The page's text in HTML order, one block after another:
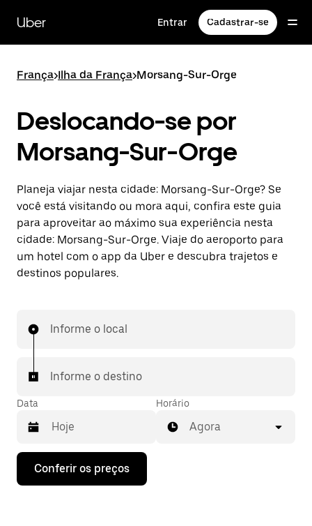
para
conteúdo
Uber Entrar Cadastrar-se
França>Ilha da França>Morsang-Sur-Orge
Deslocando-se por
Morsang-Sur-Orge
Planeja viajar nesta cidade: Morsang-Sur-Orge? Se
você está visitando ou mora aqui, confira este guia
para aproveitar ao máximo sua experiência nesta
cidade: Morsang-Sur-Orge. Viaje do aeroporto para
um hotel com o app da Uber e descubra trajetos e
destinos populares.
Informe o local
Informe o destino
Data
Pressione
seta
Horário
Agora
Conferir os preços